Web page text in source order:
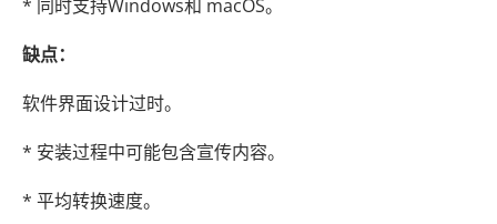
* 同时支持Windows和 macOS。
缺点：
软件界面设计过时。
* 安装过程中可能包含宣传内容。
* 平均转换速度。